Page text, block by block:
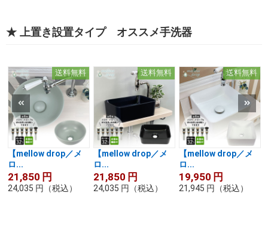
★ 上置き設置タイプ オススメ手洗器
送料無料
【mellow drop／メ
ロ...
21,850 円
24,035 円 （税込）
送料無料
【mellow drop／メ
ロ...
21,850 円
24,035 円 （税込）
送料無料
【mellow drop／メ
ロ...
19,950 円
21,945 円 （税込）